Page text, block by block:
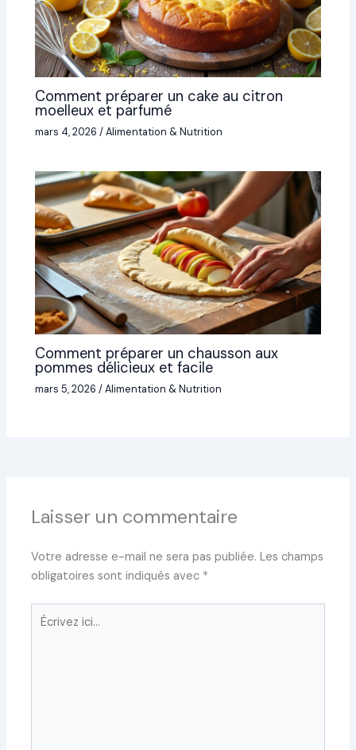
Comment préparer un cake au citron
moelleux et parfumé
mars 4, 2026/Alimentation & Nutrition
Comment préparer un chausson aux
pommes délicieux et facile
mars 5, 2026/Alimentation & Nutrition
Laisser un commentaire
Votre adresse e-mail ne sera pas publiée. Les champs
obligatoires sont indiqués avec *
Écrivez
ici…